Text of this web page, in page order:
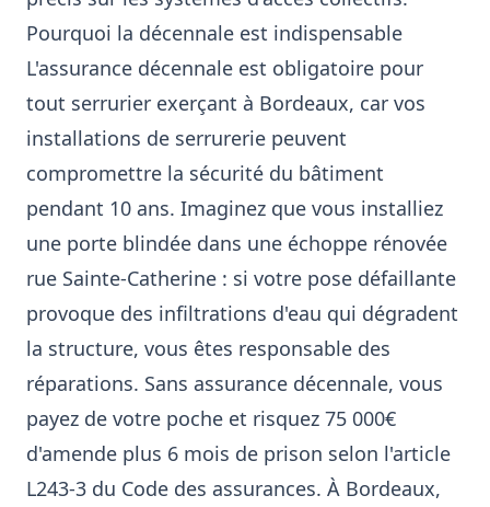
Pourquoi la décennale est indispensable
L'assurance décennale est obligatoire pour
tout serrurier exerçant à Bordeaux, car vos
installations de serrurerie peuvent
compromettre la sécurité du bâtiment
pendant 10 ans. Imaginez que vous installiez
une porte blindée dans une échoppe rénovée
rue Sainte-Catherine : si votre pose défaillante
provoque des infiltrations d'eau qui dégradent
la structure, vous êtes responsable des
réparations. Sans assurance décennale, vous
payez de votre poche et risquez 75 000€
d'amende plus 6 mois de prison selon l'article
L243-3 du Code des assurances. À Bordeaux,